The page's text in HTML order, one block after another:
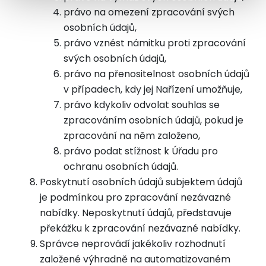
právo na omezení zpracování svých
osobních údajů,
právo vznést námitku proti zpracování
svých osobních údajů,
právo na přenositelnost osobních údajů
v případech, kdy jej Nařízení umožňuje,
právo kdykoliv odvolat souhlas se
zpracováním osobních údajů, pokud je
zpracování na něm založeno,
právo podat stížnost k Úřadu pro
ochranu osobních údajů.
Poskytnutí osobních údajů subjektem údajů
je podmínkou pro zpracování nezávazné
nabídky. Neposkytnutí údajů, představuje
překážku k zpracování nezávazné nabídky.
Správce neprovádí jakékoliv rozhodnutí
založené výhradně na automatizovaném